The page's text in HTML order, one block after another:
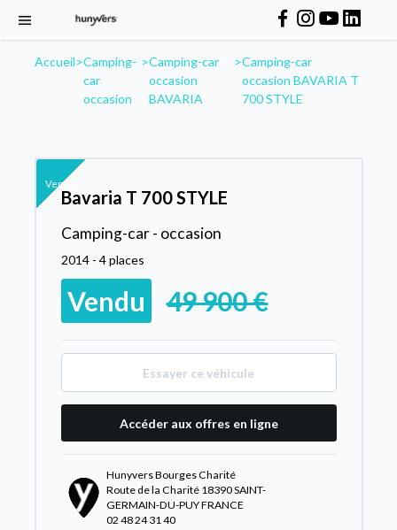
Accueil>Camping-
car
occasion
>Camping-car
occasion
BAVARIA
>Camping-car
occasion BAVARIA T
700 STYLE
Vendu
Bavaria T 700 STYLE
Camping-car - occasion
2014 - 4 places
Vendu 49 900 €
Essayer ce véhicule
Accéder aux offres en ligne
Hunyvers Bourges Charité
Route de la Charité 18390 SAINT-
GERMAIN-DU-PUY FRANCE
02 48 24 31 40